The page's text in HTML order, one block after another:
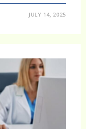
JULY 14, 2025